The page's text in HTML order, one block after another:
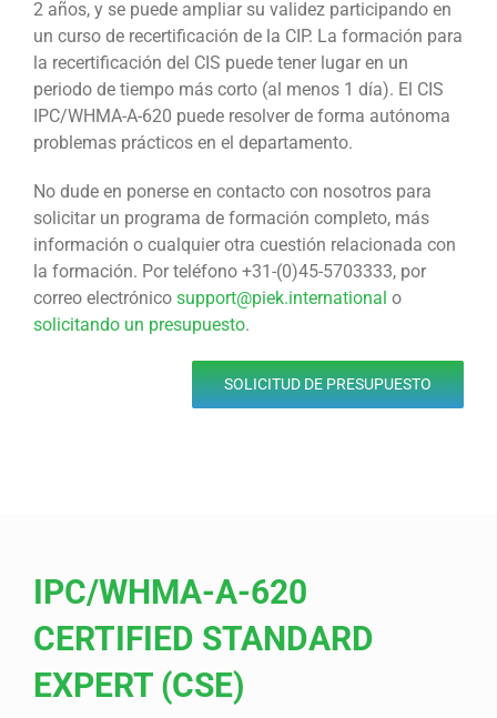
2 años, y se puede ampliar su validez participando en
un curso de recertificación de la CIP. La formación para
la recertificación del CIS puede tener lugar en un
periodo de tiempo más corto (al menos 1 día). El CIS
IPC/WHMA-A-620 puede resolver de forma autónoma
problemas prácticos en el departamento.
No dude en ponerse en contacto con nosotros para
solicitar un programa de formación completo, más
información o cualquier otra cuestión relacionada con
la formación. Por teléfono +31-(0)45-5703333, por
correo electrónico support@piek.international o
solicitando un presupuesto.
SOLICITUD DE PRESUPUESTO
IPC/WHMA-A-620
CERTIFIED STANDARD
EXPERT (CSE)